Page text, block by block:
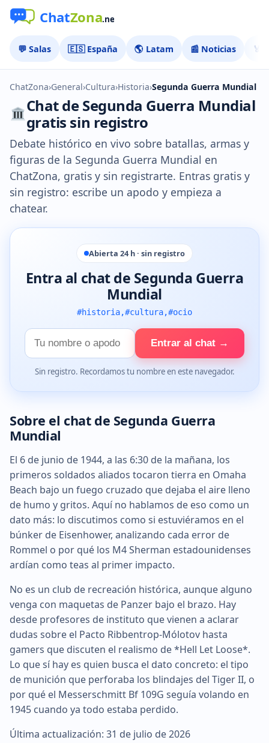
💬 Salas 🇪🇸 España 🌎 Latam 📰 Noticias 🏅
ChatZona›General›Cultura›Historia›Segunda Guerra Mundial
Chat de Segunda Guerra Mundial
gratis sin registro
Debate histórico en vivo sobre batallas, armas y
figuras de la Segunda Guerra Mundial en
ChatZona, gratis y sin registrarte. Entras gratis y
sin registro: escribe un apodo y empieza a
chatear.
Abierta 24 h · sin registro
Entra al chat de Segunda Guerra
Mundial
#historia,#cultura,#ocio
Tu
nombre
Entrar al chat →
Sin registro. Recordamos tu nombre en este navegador.
Sobre el chat de Segunda Guerra
Mundial
El 6 de junio de 1944, a las 6:30 de la mañana, los
primeros soldados aliados tocaron tierra en Omaha
Beach bajo un fuego cruzado que dejaba el aire lleno
de humo y gritos. Aquí no hablamos de eso como un
dato más: lo discutimos como si estuviéramos en el
búnker de Eisenhower, analizando cada error de
Rommel o por qué los M4 Sherman estadounidenses
ardían como teas al primer impacto.
No es un club de recreación histórica, aunque alguno
venga con maquetas de Panzer bajo el brazo. Hay
desde profesores de instituto que vienen a aclarar
dudas sobre el Pacto Ribbentrop-Mólotov hasta
gamers que discuten el realismo de *Hell Let Loose*.
Lo que sí hay es quien busca el dato concreto: el tipo
de munición que perforaba los blindajes del Tiger II, o
por qué el Messerschmitt Bf 109G seguía volando en
1945 cuando ya todo estaba perdido.
Última actualización: 31 de julio de 2026